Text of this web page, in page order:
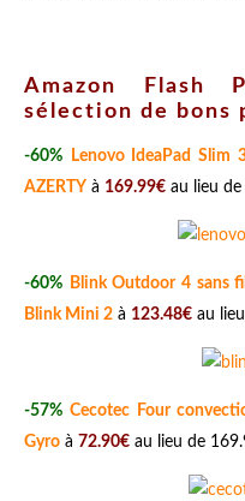
Amazon Flash
sélection de bons
-60%
Lenovo IdeaPad
AZERTY à 169.99€ au lieu
-60%
Blink Outdoor 4 sans
Blink Mini 2 à 123.48€ au
-57% Cecotec Four
Gyro à 72.90€ au lieu de